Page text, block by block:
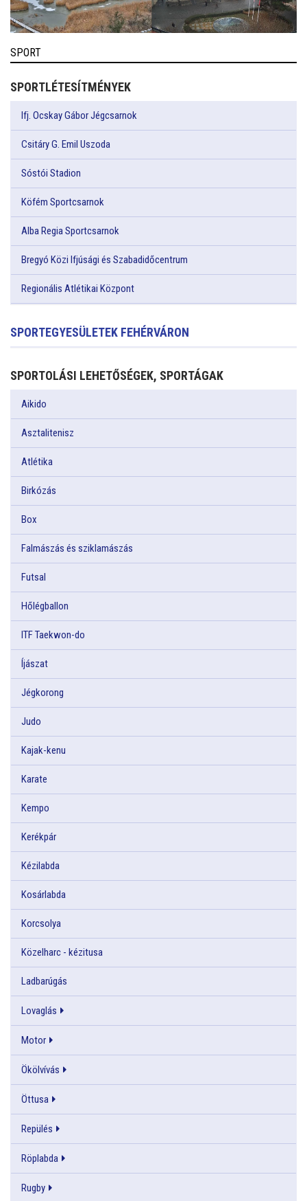
SPORT
SPORTLÉTESÍTMÉNYEK
Ifj. Ocskay Gábor Jégcsarnok
Csitáry G. Emil Uszoda
Sóstói Stadion
Köfém Sportcsarnok
Alba Regia Sportcsarnok
Bregyó Közi Ifjúsági és Szabadidőcentrum
Regionális Atlétikai Központ
SPORTEGYESÜLETEK FEHÉRVÁRON
SPORTOLÁSI LEHETŐSÉGEK, SPORTÁGAK
Aikido
Asztalitenisz
Atlétika
Birkózás
Box
Falmászás és sziklamászás
Futsal
Hőlégballon
ITF Taekwon-do
Íjászat
Jégkorong
Judo
Kajak-kenu
Karate
Kempo
Kerékpár
Kézilabda
Kosárlabda
Korcsolya
Közelharc - kézitusa
Ladbarúgás
Lovaglás
Motor
Ökölvívás
Öttusa
Repülés
Röplabda
Rugby